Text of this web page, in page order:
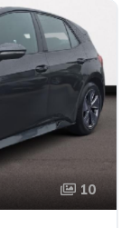
10